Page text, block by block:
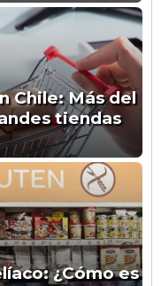
Chile: Más del
tiendas
¿Cómo es